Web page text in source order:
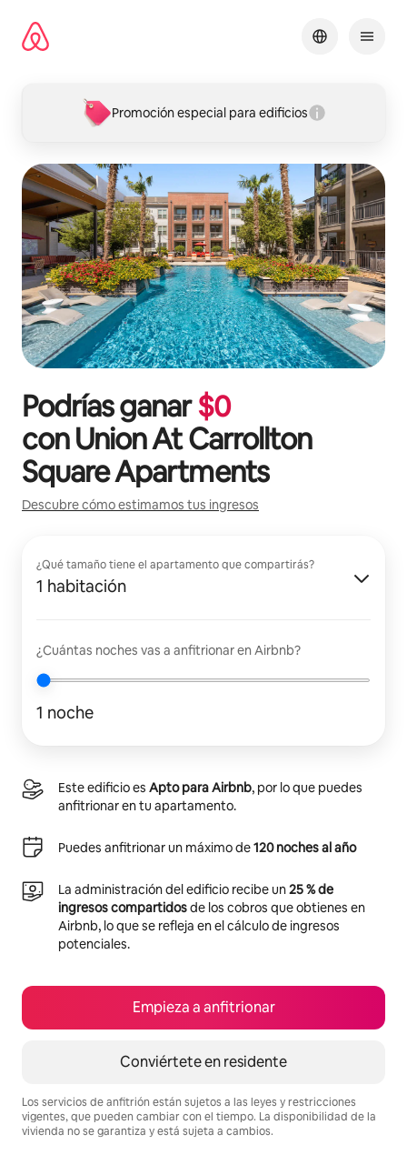
contenido
Promoción especial para edificios
Podrías ganar$0
conUnion At Carrollton
Square Apartments
Descubre cómo estimamos tus ingresos
¿Qué tamaño tiene el apartamento que compartirás?
1 habitación
¿Cuántas noches vas a anfitrionar en Airbnb?
1 noche
Este edificio es Apto para Airbnb, por lo que puedes
anfitrionar en tu apartamento.
Puedes anfitrionar un máximo de120 noches al año
La administración del edificio recibe un25 % de
ingresos compartidosde los cobros que obtienes en
Airbnb, lo que se refleja en el cálculo de ingresos
potenciales.
Empieza a anfitrionar
Conviértete en residente
Los servicios de anfitrión están sujetos a las leyes y restricciones
vigentes, que pueden cambiar con el tiempo. La disponibilidad de la
vivienda no se garantiza y está sujeta a cambios.